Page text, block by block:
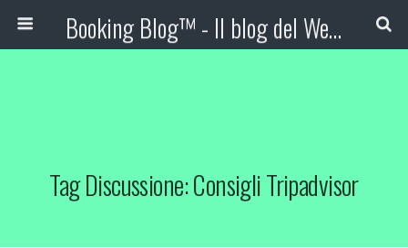
Booking Blog™ - Il blog del Web Marketing Turistico
Tag Discussione: Consigli Tripadvisor